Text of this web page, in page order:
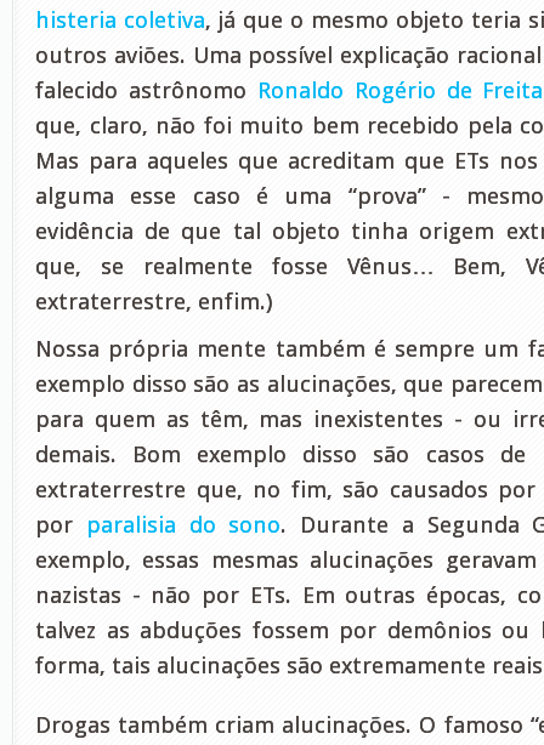
histeria coletiva, já que o mesmo objeto teria
outros aviões. Uma possível explicação
falecido astrônomo Ronaldo Rogério de
que, claro, não foi muito bem recebido pela
Mas para aqueles que acreditam que ETs
alguma esse caso é uma “prova” -
evidência de que tal objeto tinha origem
que, se realmente fosse Vênus… Bem,
extraterrestre, enfim.)
Nossa própria mente também é sempre um
exemplo disso são as alucinações, que
para quem as têm, mas inexistentes - ou
demais. Bom exemplo disso são casos de
extraterrestre que, no fim, são causados por
por paralisia do sono. Durante a Segunda
exemplo, essas mesmas alucinações
nazistas - não por ETs. Em outras épocas,
talvez as abduções fossem por demônios ou
forma, tais alucinações são extremamente
Drogas também criam alucinações. O famoso